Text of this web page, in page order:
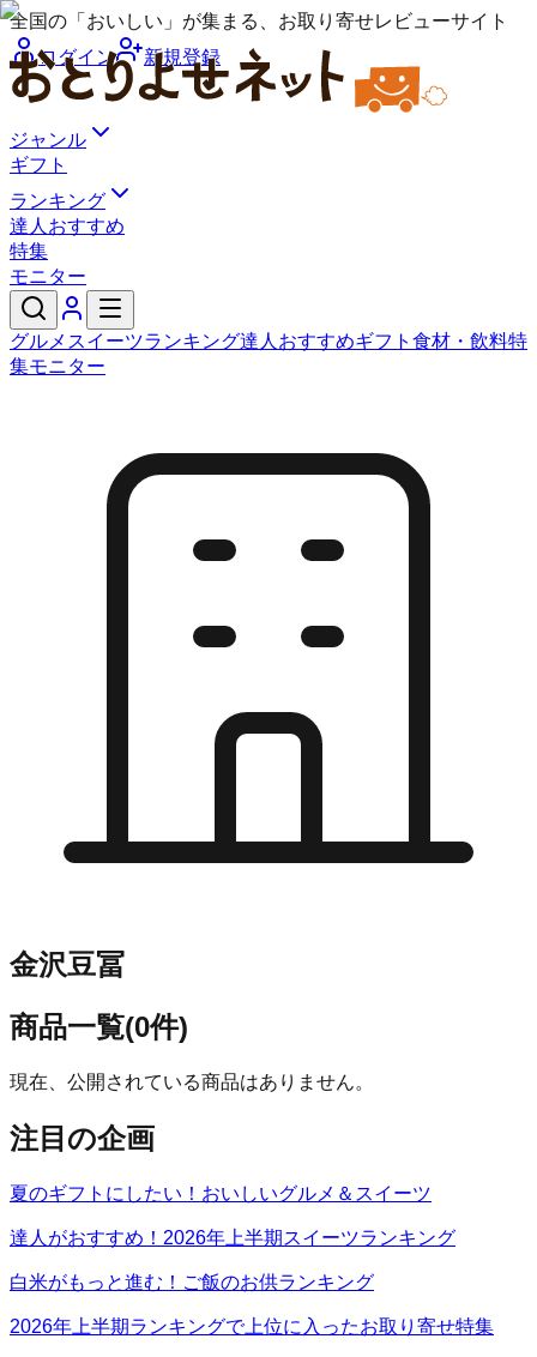
全国の「おいしい」が集まる、お取り寄せレビューサイト
ログイン
新規登録
ジャンル
ギフト
ランキング
達人おすすめ
特集
モニター
グルメ スイーツランキング達人おすすめギフト 食材・飲料特
集モニター
金沢豆冨
商品一覧(0件)
現在、公開されている商品はありません。
注目の企画
夏のギフトにしたい！おいしいグルメ＆スイーツ
達人がおすすめ！2026年上半期スイーツランキング
白米がもっと進む！ご飯のお供ランキング
2026年上半期ランキングで上位に入ったお取り寄せ特集